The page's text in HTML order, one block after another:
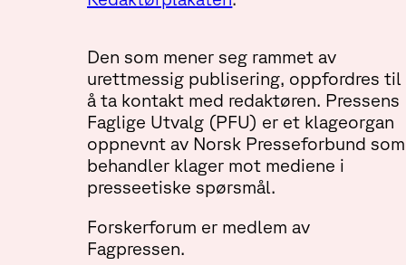
Den som mener seg rammet av
urettmessig publisering, oppfordres til
å ta kontakt med redaktøren. Pressens
Faglige Utvalg (PFU) er et klageorgan
oppnevnt av Norsk Presseforbund som
behandler klager mot mediene i
presseetiske spørsmål.
Forskerforum er medlem av
Fagpressen.